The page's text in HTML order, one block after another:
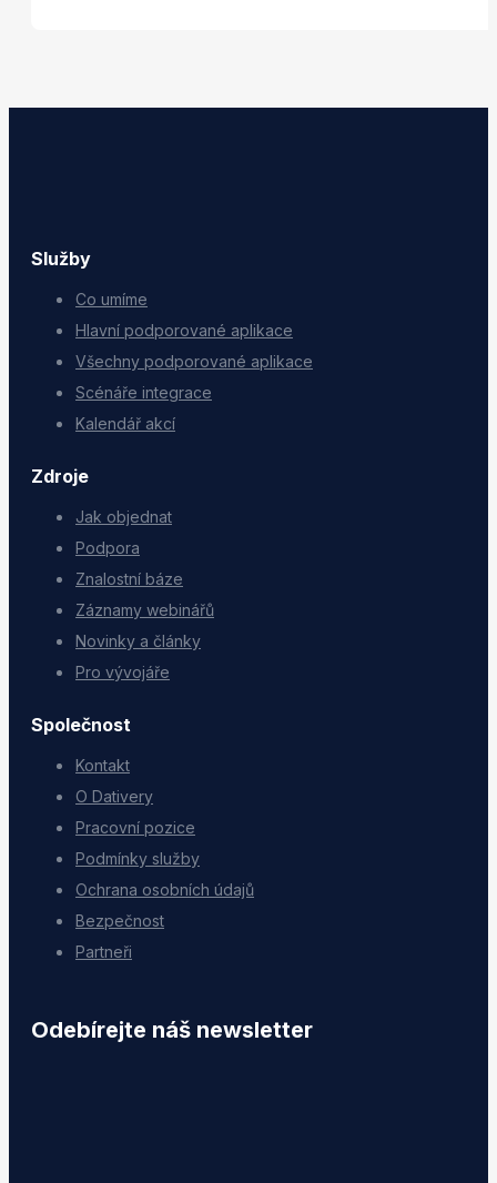
Služby
Co umíme
Hlavní podporované aplikace
Všechny podporované aplikace
Scénáře integrace
Kalendář akcí
Zdroje
Jak objednat
Podpora
Znalostní báze
Záznamy webinářů
Novinky a články
Pro vývojáře
Společnost
Kontakt
O Dativery
Pracovní pozice
Podmínky služby
Ochrana osobních údajů
Bezpečnost
Partneři
Odebírejte náš newsletter